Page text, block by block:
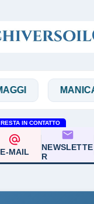
MANICARDI
RESTA IN CONTATTO
E-MAIL
NEWSLETTE
R